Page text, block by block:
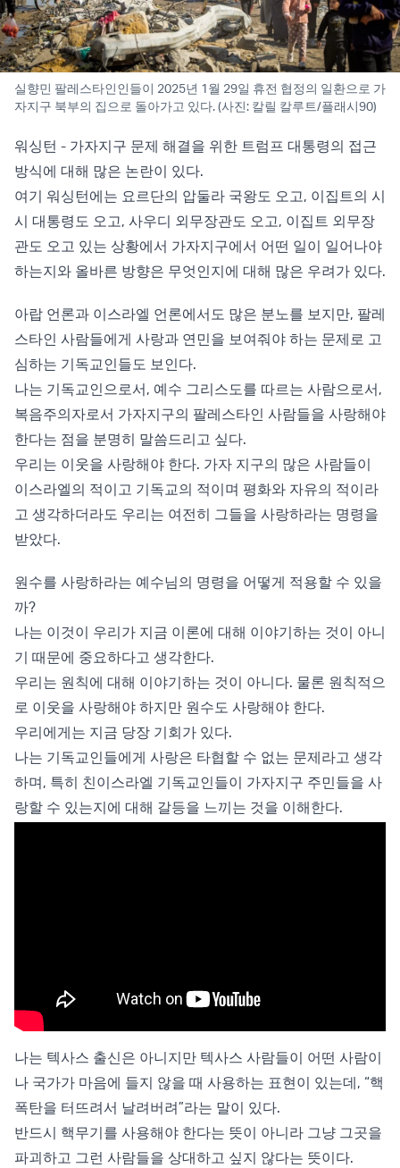
실향민 팔레스타인인들이 2025년 1월 29일 휴전 협정의 일환으로 가
자지구 북부의 집으로 돌아가고 있다. (사진: 칼릴 칼루트/플래시90)
워싱턴 - 가자지구 문제 해결을 위한 트럼프 대통령의 접근
방식에 대해 많은 논란이 있다.
여기 워싱턴에는 요르단의 압둘라 국왕도 오고, 이집트의 시
시 대통령도 오고, 사우디 외무장관도 오고, 이집트 외무장
관도 오고 있는 상황에서 가자지구에서 어떤 일이 일어나야
하는지와 올바른 방향은 무엇인지에 대해 많은 우려가 있다.
아랍 언론과 이스라엘 언론에서도 많은 분노를 보지만, 팔레
스타인 사람들에게 사랑과 연민을 보여줘야 하는 문제로 고
심하는 기독교인들도 보인다.
나는 기독교인으로서, 예수 그리스도를 따르는 사람으로서,
복음주의자로서 가자지구의 팔레스타인 사람들을 사랑해야
한다는 점을 분명히 말씀드리고 싶다.
우리는 이웃을 사랑해야 한다. 가자 지구의 많은 사람들이
이스라엘의 적이고 기독교의 적이며 평화와 자유의 적이라
고 생각하더라도 우리는 여전히 그들을 사랑하라는 명령을
받았다.
원수를 사랑하라는 예수님의 명령을 어떻게 적용할 수 있을
까?
나는 이것이 우리가 지금 이론에 대해 이야기하는 것이 아니
기 때문에 중요하다고 생각한다.
우리는 원칙에 대해 이야기하는 것이 아니다. 물론 원칙적으
로 이웃을 사랑해야 하지만 원수도 사랑해야 한다.
우리에게는 지금 당장 기회가 있다.
나는 기독교인들에게 사랑은 타협할 수 없는 문제라고 생각
하며, 특히 친이스라엘 기독교인들이 가자지구 주민들을 사
랑할 수 있는지에 대해 갈등을 느끼는 것을 이해한다.
나는 텍사스 출신은 아니지만 텍사스 사람들이 어떤 사람이
나 국가가 마음에 들지 않을 때 사용하는 표현이 있는데, “핵
폭탄을 터뜨려서 날려버려”라는 말이 있다.
반드시 핵무기를 사용해야 한다는 뜻이 아니라 그냥 그곳을
파괴하고 그런 사람들을 상대하고 싶지 않다는 뜻이다.